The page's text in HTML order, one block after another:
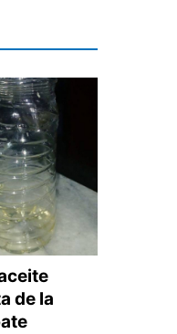
de la